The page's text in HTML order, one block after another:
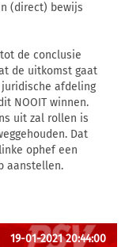
(direct) bewijs
de conclusie
de uitkomst gaat
juridische afdeling
NOOIT winnen.
uit zal rollen is
Dat
ophef een
aanstellen.
19-01-2021 20:44:00